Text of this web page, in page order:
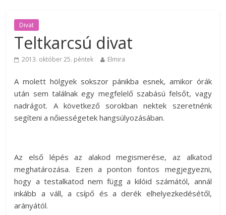
Divat
Teltkarcsú divat
2013. október 25. péntek Elmira
A molett hölgyek sokszor pánikba esnek, amikor órák
után sem találnak egy megfelelő szabású felsőt, vagy
nadrágot. A következő sorokban nektek szeretnénk
segíteni a nőiességetek hangsúlyozásában.
Az első lépés az alakod megismerése, az alkatod
meghatározása. Ezen a ponton fontos megjegyezni,
hogy a testalkatod nem függ a kilóid számától, annál
inkább a váll, a csípő és a derék elhelyezkedésétől,
arányától.